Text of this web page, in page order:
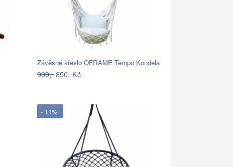
Závěsné křeslo OFRAME Tempo Kondela
999,-850,-Kč
- 11%